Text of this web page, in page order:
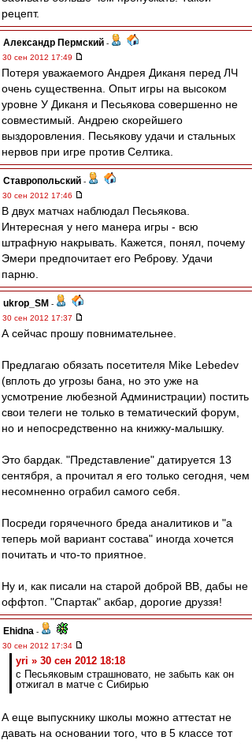
рецепт.
Александр Пермский -
30 сен 2012 17:49
Потеря уважаемого Андрея Диканя перед ЛЧ
очень существенна. Опыт игры на высоком
уровне У Диканя и Песьякова совершенно не
совместимый. Андрею скорейшего
выздоровления. Песьякову удачи и стальных
нервов при игре против Селтика.
Ставропольский -
30 сен 2012 17:46
В двух матчах наблюдал Песьякова.
Интересная у него манера игры - всю
штрафную накрывать. Кажется, понял, почему
Эмери предпочитает его Реброву. Удачи
парню.
ukrop_SM -
30 сен 2012 17:37
А сейчас прошу повнимательнее.
Предлагаю обязать посетителя Mike Lebedev
(вплоть до угрозы бана, но это уже на
усмотрение любезной Администрации) постить
свои телеги не только в тематический форум,
но и непосредственно на книжку-малышку.
Это бардак. "Представление" датируется 13
сентября, а прочитал я его только сегодня, чем
несомненно ограбил самого себя.
Посреди горячечного бреда аналитиков и "а
теперь мой вариант состава" иногда хочется
почитать и что-то приятное.
Ну и, как писали на старой доброй ВВ, дабы не
оффтоп. "Спартак" акбар, дорогие друззя!
Ehidna -
30 сен 2012 17:34
yri » 30 сен 2012 18:18
с Песьяковым страшновато, не забыть как он
отжигал в матче с Сибирью
А еще выпускнику школы можно аттестат не
давать на основании того, что в 5 классе тот